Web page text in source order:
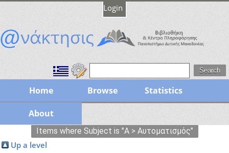
Login
Home Browse Statistics
About
Items where Subject is "Α > Αυτοματισμός"
Up a level